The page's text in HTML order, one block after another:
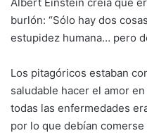
burlón: “Sólo hay dos
estupidez humana… pero
Los pitagóricos estaban
saludable hacer el amor
todas las enfermedades
por lo que debían